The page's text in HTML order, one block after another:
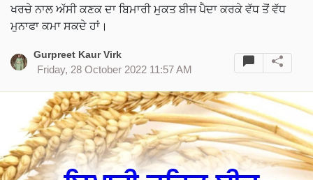
ਖਰਚੇ ਨਾਲ ਅੱਸੀ ਕਣਕ ਦਾ ਬਿਮਾਰੀ ਮੁਕਤ ਬੀਜ ਪੈਦਾ ਕਰਕੇ ਵੱਧ ਤੋਂ ਵੱਧ
ਮੁਨਾਫਾ ਕਮਾ ਸਕਦੇ ਹਾਂ।
Gurpreet Kaur Virk
Friday, 28 October 2022 11:57 AM